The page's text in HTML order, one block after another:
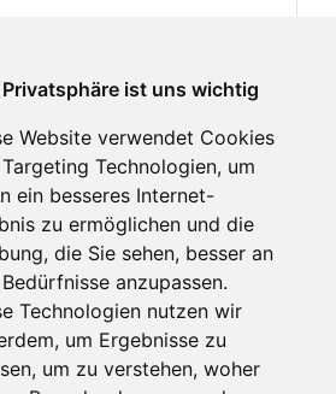
Privatsphäre ist uns wichtig
Website verwendet Cookies
Technologien, um
ein besseres Internet-
zu ermöglichen und die
die Sie sehen, besser an
anzupassen.
Technologien nutzen wir
um Ergebnisse zu
um zu verstehen, woher
Passwort
bleiben